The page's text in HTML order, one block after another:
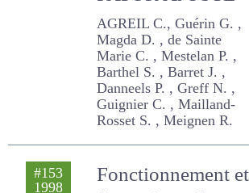
avec la démarche
PATUR'AJUSTE
AGREIL C., Guérin G. ,
Magda D. , de Sainte Marie
C. , Mestelan P. , Barthel S. ,
Barret J. , Danneels P. , Greff